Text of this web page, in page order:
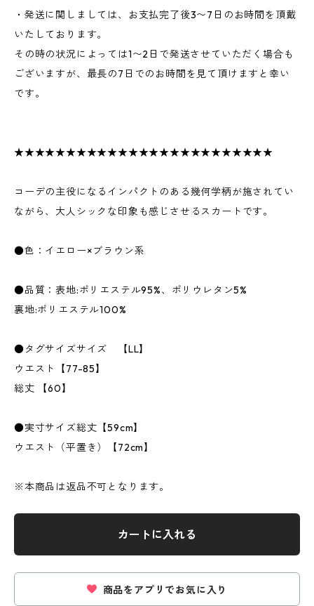
・発送に関しましては、お支払完了後3〜7日のお時間を頂戴
いたしております。
その時の状況によっては1〜2日で発送させていただく場合も
ございますが、最長の7日でのお時間を見て頂けますと幸い
です。
★★★★★★★★★★★★★★★★★★★★★★★★★
コーデの主役になるインパクトのある幾何学柄が施されてい
ながら、大人シックな印象も感じさせるスカートです。
●色：イエロー×ブラウン系
●品質：表地:ポリエステル95%、ポリウレタン5%
裏地:ポリエステル100%
●タグサイズサイズ 【LL】
ウエスト【77-85】
総丈 【60】
●実寸サイズ総丈【59cm】
ウエスト（平置き）【72cm】
※本商品は返品不可となります。
カートに入れる
商品をアプリでお気に入り